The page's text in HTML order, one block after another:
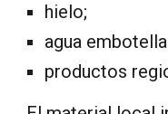
hielo;
agua
productos